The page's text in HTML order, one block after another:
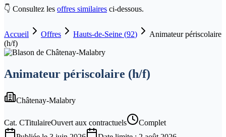
👇 Consultez les offres similaires ci-dessous.
Accueil Offres Hauts-de-Seine (92)
Animateur périscolaire
(h/f)
Animateur périscolaire (h/f)
Châtenay-Malabry
Cat. CTitulaireOuvert aux contractuels
Complet